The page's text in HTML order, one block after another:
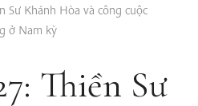
Sư Khánh Hòa và công cuộc
ở Nam kỳ
Thiền Sư